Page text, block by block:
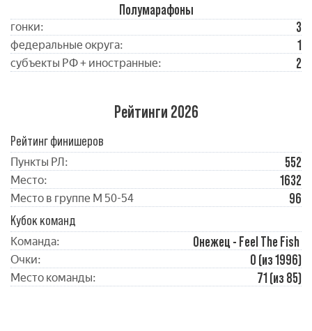
Полумарафоны
гонки: 3
федеральные округа: 1
субъекты РФ + иностранные: 2
Рейтинги 2026
Рейтинг финишеров
Пункты РЛ: 552
Место: 1632
Место в группе М 50-54
96
Кубок команд
Команда: Онежец - Feel The Fish
Очки: 0 (из 1996)
Место команды: 71 (из 85)